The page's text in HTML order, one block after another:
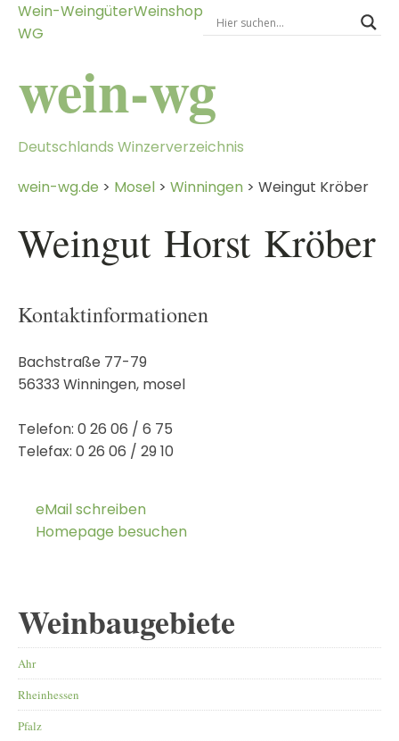
Wein-
WG
WeingüterWeinshop
wein-wg
Deutschlands Winzerverzeichnis
wein-wg.de > Mosel > Winningen > Weingut Kröber
Weingut Horst Kröber
Kontaktinformationen
Bachstraße 77-79
56333 Winningen, mosel
Telefon: 0 26 06 / 6 75
Telefax: 0 26 06 / 29 10
eMail schreiben
Homepage besuchen
Weinbaugebiete
Ahr
Rheinhessen
Pfalz